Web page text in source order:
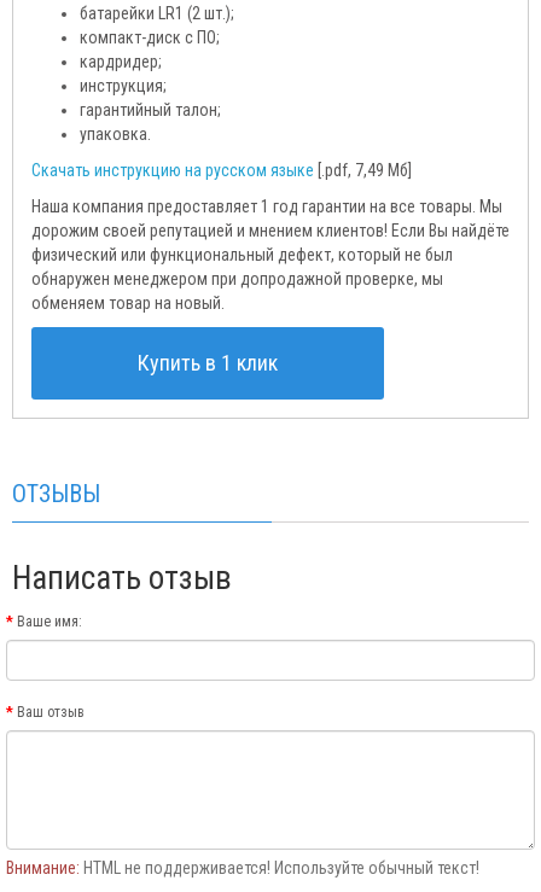
батарейки LR1 (2 шт.);
компакт-диск с ПО;
кардридер;
инструкция;
гарантийный талон;
упаковка.
Скачать инструкцию на русском языке [.pdf, 7,49 Мб]
Наша компания предоставляет 1 год гарантии на все товары. Мы
дорожим своей репутацией и мнением клиентов! Если Вы найдёте
физический или функциональный дефект, который не был
обнаружен менеджером при допродажной проверке, мы
обменяем товар на новый.
Купить в 1 клик
ОТЗЫВЫ
Написать отзыв
Ваше имя:
Ваш отзыв
Внимание: HTML не поддерживается! Используйте обычный текст!